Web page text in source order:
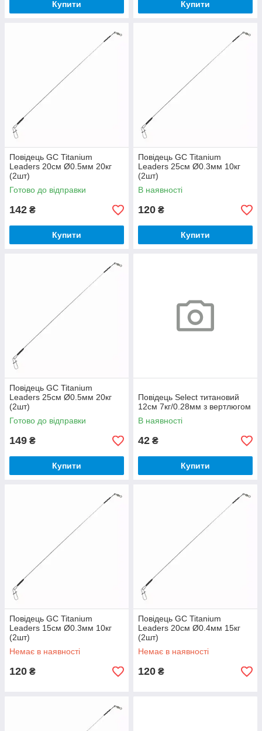
Купити Купити
Повідець GC Titanium
Leaders 20см Ø0.5мм 20кг
(2шт)
Готово до відправки
142 ₴
Купити
Повідець GC Titanium
Leaders 25см Ø0.3мм 10кг
(2шт)
В наявності
120 ₴
Купити
Повідець GC Titanium
Leaders 25см Ø0.5мм 20кг
(2шт)
Готово до відправки
149 ₴
Купити
Повідець Select титановий
12см 7кг/0.28мм з вертлюгом
В наявності
42 ₴
Купити
Повідець GC Titanium
Leaders 15см Ø0.3мм 10кг
(2шт)
Немає в наявності
120 ₴
Повідець GC Titanium
Leaders 20см Ø0.4мм 15кг
(2шт)
Немає в наявності
120 ₴